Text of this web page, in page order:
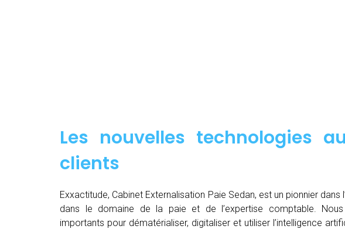
Les nouvelles technologies
clients
Exxactitude, Cabinet Externalisation Paie Sedan, est un pionnier
dans le domaine de la paie et de l’expertise comptable.
importants pour dématérialiser, digitaliser et utiliser l’intelligence